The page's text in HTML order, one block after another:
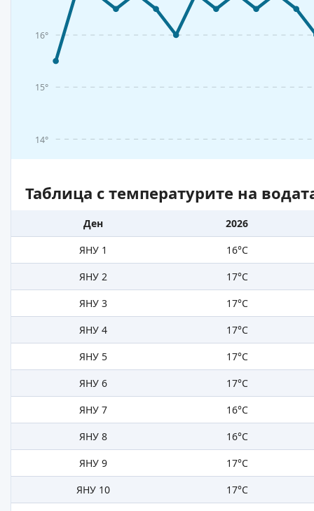
14°
15°
16°
Таблица с температурите на
Ден
2026
ЯНУ 1
16°C
ЯНУ 2
17°C
ЯНУ 3
17°C
ЯНУ 4
17°C
ЯНУ 5
17°C
ЯНУ 6
17°C
ЯНУ 7
16°C
ЯНУ 8
16°C
ЯНУ 9
17°C
ЯНУ 10
17°C